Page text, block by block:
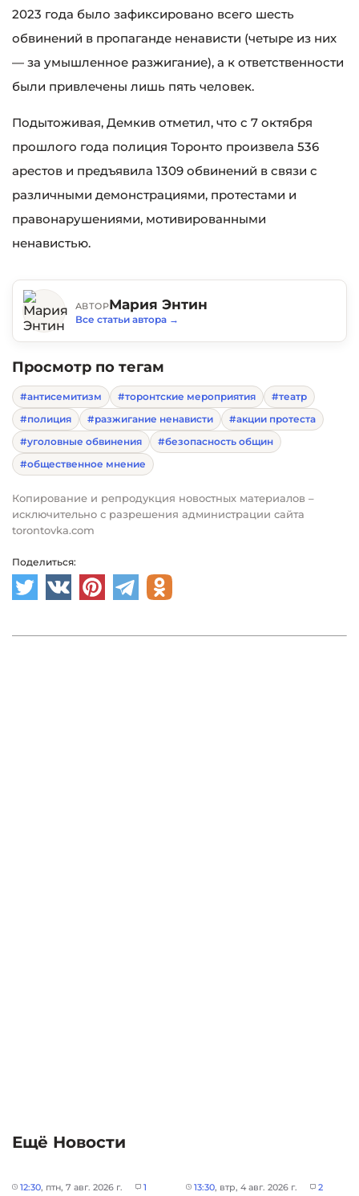
2023 года было зафиксировано всего шесть
обвинений в пропаганде ненависти (четыре из них
— за умышленное разжигание), а к ответственности
были привлечены лишь пять человек.
Подытоживая, Демкив отметил, что с 7 октября
прошлого года полиция Торонто произвела 536
арестов и предъявила 1309 обвинений в связи с
различными демонстрациями, протестами и
правонарушениями, мотивированными
ненавистью.
АВТОРМария Энтин
Все статьи автора →
Просмотр по тегам
#антисемитизм #торонтские мероприятия
#театр
#полиция
#разжигание ненависти
#акции протеста
#уголовные обвинения
#безопасность общин
#общественное мнение
Копирование и репродукция новостных материалов –
исключительно с разрешения администрации сайта
torontovka.com
Поделиться:
Ещё Новости
12:30, птн, 7 авг. 2026 г. 1 13:30, втр, 4 авг. 2026 г. 2